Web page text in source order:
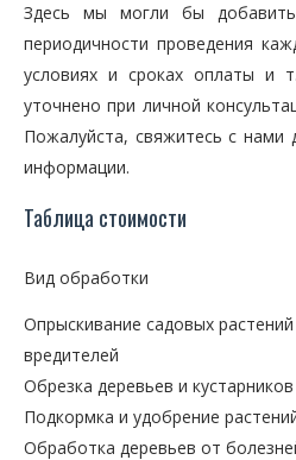
Здесь мы могли бы
периодичности проведения
условиях и сроках оплаты и
уточнено при личной
Пожалуйста, свяжитесь с нами
информации.
Таблица стоимости
Вид обработки
Опрыскивание садовых
вредителей
Обрезка деревьев и кустарников
Подкормка и удобрение
Обработка деревьев от